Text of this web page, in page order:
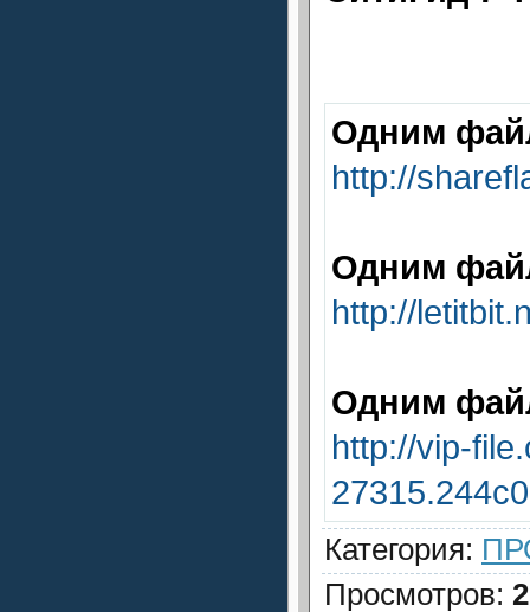
Одним
http://
Одним
http://
Одним
http://vip-
Категория:
Просмотров: